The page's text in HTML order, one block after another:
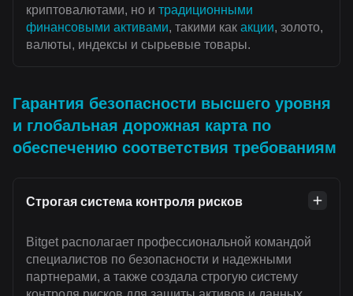
криптовалютами, но и традиционными
финансовыми активами, такими как акции, золото,
валюты, индексы и сырьевые товары.
Гарантия безопасности высшего уровня
и глобальная дорожная карта по
обеспечению соответствия требованиям
Строгая система контроля рисков
Bitget располагает профессиональной командой
специалистов по безопасности и надежными
партнерами, а также создала строгую систему